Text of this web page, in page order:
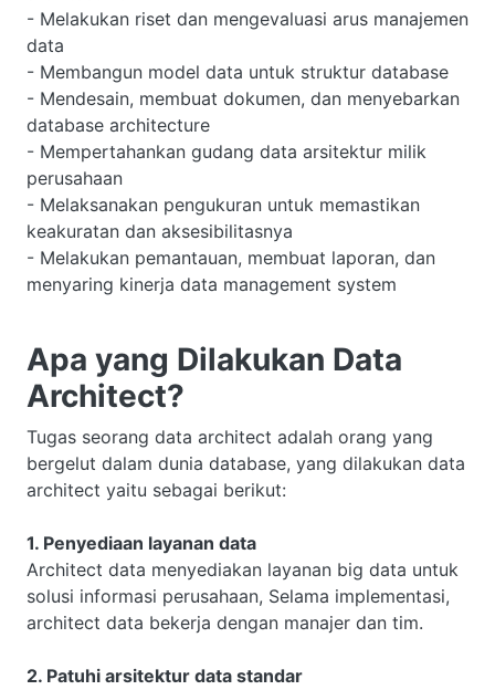
- Melakukan riset dan mengevaluasi arus manajemen
data
- Membangun model data untuk struktur database
- Mendesain, membuat dokumen, dan menyebarkan
database architecture
- Mempertahankan gudang data arsitektur milik
perusahaan
- Melaksanakan pengukuran untuk memastikan
keakuratan dan aksesibilitasnya
- Melakukan pemantauan, membuat laporan, dan
menyaring kinerja data management system
Apa yang Dilakukan Data
Architect?
Tugas seorang data architect adalah orang yang
bergelut dalam dunia database, yang dilakukan data
architect yaitu sebagai berikut:
1. Penyediaan layanan data
Architect data menyediakan layanan big data untuk
solusi informasi perusahaan, Selama implementasi,
architect data bekerja dengan manajer dan tim.
2. Patuhi arsitektur data standar